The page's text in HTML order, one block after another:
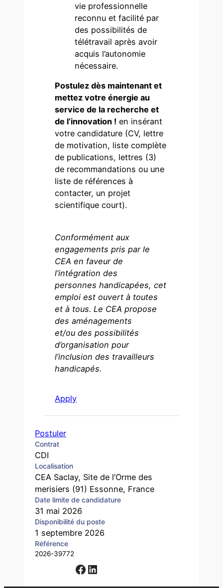
Postuler
Contrat
CDI
Localisation
CEA Saclay, Site de l’Orme des
merisiers (91) Essonne, France
Date limite de candidature
31 mai 2026
Disponibilité du poste
1 septembre 2026
Référence
2026-39772
Facebook LinkedIn
vie professionnelle
reconnu et facilité par
des possibilités de
télétravail après avoir
acquis l’autonomie
nécessaire.
Postulez dès maintenant et
mettez votre énergie au
service de la recherche et
de l’innovation ! en insérant
votre candidature (CV, lettre
de motivation, liste complète
de publications, lettres (3)
de recommandations ou une
liste de références à
contacter, un projet
scientifique court).
Conformément aux
engagements pris par le
CEA en faveur de
l’intégration des
personnes handicapées, cet
emploi est ouvert à toutes
et à tous. Le CEA propose
des aménagements
et/ou des possibilités
d’organisation pour
l’inclusion des travailleurs
handicapés.
Apply